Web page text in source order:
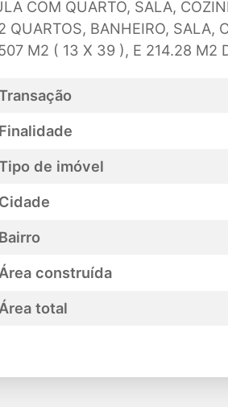
COM QUARTO, SALA,
QUARTOS, BANHEIRO, SALA,
M2 ( 13 X 39 ), E 214.28 M2
Finalidade
de imóvel
Cidade
Bairro
Área construída
Área total